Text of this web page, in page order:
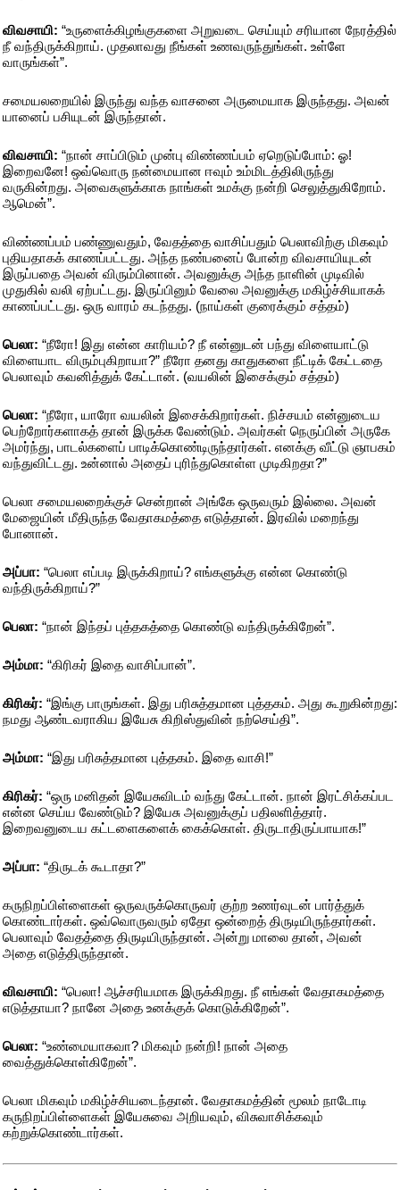
விவசாயி: “உருளைக்கிழங்குகளை அறுவடை செய்யும் சரியான நேரத்தில்
நீ வந்திருக்கிறாய். முதலாவது நீங்கள் உணவருந்துங்கள். உள்ளே
வாருங்கள்”.
சமையலறையில் இருந்து வந்த வாசனை அருமையாக இருந்தது. அவன்
யானைப் பசியுடன் இருந்தான்.
விவசாயி: “நான் சாப்பிடும் முன்பு விண்ணப்பம் ஏறெடுப்போம்: ஓ!
இறைவனே! ஒவ்வொரு நன்மையான ஈவும் உம்மிடத்திலிருந்து
வருகின்றது. அவைகளுக்காக நாங்கள் உமக்கு நன்றி செலுத்துகிறோம்.
ஆமென்”.
விண்ணப்பம் பண்ணுவதும், வேதத்தை வாசிப்பதும் பெலாவிற்கு மிகவும்
புதியதாகக் காணப்பட்டது. அந்த நண்பனைப் போன்ற விவசாயியுடன்
இருப்பதை அவன் விரும்பினான். அவனுக்கு அந்த நாளின் முடிவில்
முதுகில் வலி ஏற்பட்டது. இருப்பினும் வேலை அவனுக்கு மகிழ்ச்சியாகக்
காணப்பட்டது. ஒரு வாரம் கடந்தது. (நாய்கள் குரைக்கும் சத்தம்)
பெலா: “நீரோ! இது என்ன காரியம்? நீ என்னுடன் பந்து விளையாட்டு
விளையாட விரும்புகிறாயா?” நீரோ தனது காதுகளை நீட்டிக் கேட்டதை
பெலாவும் கவனித்துக் கேட்டான். (வயலின் இசைக்கும் சத்தம்)
பெலா: “நீரோ, யாரோ வயலின் இசைக்கிறார்கள். நிச்சயம் என்னுடைய
பெற்றோர்களாகத் தான் இருக்க வேண்டும். அவர்கள் நெருப்பின் அருகே
அமர்ந்து, பாடல்களைப் பாடிக்கொண்டிருந்தார்கள். எனக்கு வீட்டு ஞாபகம்
வந்துவிட்டது. உன்னால் அதைப் புரிந்துகொள்ள முடிகிறதா?”
பெலா சமையலறைக்குச் சென்றான் அங்கே ஒருவரும் இல்லை. அவன்
மேஜையின் மீதிருந்த வேதாகமத்தை எடுத்தான். இரவில் மறைந்து
போனான்.
அப்பா: “பெலா எப்படி இருக்கிறாய்? எங்களுக்கு என்ன கொண்டு
வந்திருக்கிறாய்?”
பெலா: “நான் இந்தப் புத்தகத்தை கொண்டு வந்திருக்கிறேன்”.
அம்மா: “கிரிகர் இதை வாசிப்பான்”.
கிரிகர்: “இங்கு பாருங்கள். இது பரிசுத்தமான புத்தகம். அது கூறுகின்றது:
நமது ஆண்டவராகிய இயேசு கிறிஸ்துவின் நற்செய்தி”.
அம்மா: “இது பரிசுத்தமான புத்தகம். இதை வாசி!”
கிரிகர்: “ஒரு மனிதன் இயேசுவிடம் வந்து கேட்டான். நான் இரட்சிக்கப்பட
என்ன செய்ய வேண்டும்? இயேசு அவனுக்குப் பதிலளித்தார்.
இறைவனுடைய கட்டளைகளைக் கைக்கொள். திருடாதிருப்பாயாக!”
அப்பா: “திருடக் கூடாதா?”
கருநிறப்பிள்ளைகள் ஒருவருக்கொருவர் குற்ற உணர்வுடன் பார்த்துக்
கொண்டார்கள். ஒவ்வொருவரும் ஏதோ ஒன்றைத் திருடியிருந்தார்கள்.
பெலாவும் வேதத்தை திருடியிருந்தான். அன்று மாலை தான், அவன்
அதை எடுத்திருந்தான்.
விவசாயி: “பெலா! ஆச்சரியமாக இருக்கிறது. நீ எங்கள் வேதாகமத்தை
எடுத்தாயா? நானே அதை உனக்குக் கொடுக்கிறேன்”.
பெலா: “உண்மையாகவா? மிகவும் நன்றி! நான் அதை
வைத்துக்கொள்கிறேன்”.
பெலா மிகவும் மகிழ்ச்சியடைந்தான். வேதாகமத்தின் மூலம் நாடோடி
கருநிறப்பிள்ளைகள் இயேசுவை அறியவும், விசுவாசிக்கவும்
கற்றுக்கொண்டார்கள்.